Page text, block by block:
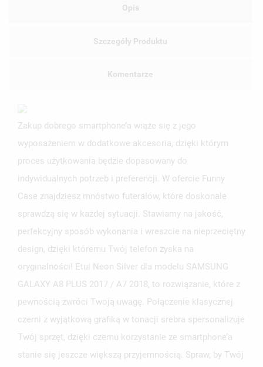
Opis
Szczegóły Produktu
Komentarze
Zakup dobrego smartphone’a wiąże się z jego
wyposażeniem w dodatkowe akcesoria, dzięki którym
proces użytkowania będzie dopasowany do
indywidualnych potrzeb i preferencji. W ofercie Funny
Case znajdziesz mnóstwo futerałów, które doskonale
sprawdzą się w każdej sytuacji. Stawiamy na jakość,
perfekcyjny sposób wykonania i wreszcie na nieprzeciętny
design, dzięki któremu Twój telefon zyska na
oryginalności! Etui Neon Silver dla modelu SAMSUNG
GALAXY A8 PLUS 2017 / A7 2018, to rozwiązanie, które z
pewnością zwróci Twoją uwagę. Połączenie klasycznej
czerni z wyjątkową grafiką w tonacji srebra spersonalizuje
Twój sprzęt, dzięki czemu korzystanie ze smartphone’a
stanie się jeszcze większą przyjemnością. Spraw, by Twój